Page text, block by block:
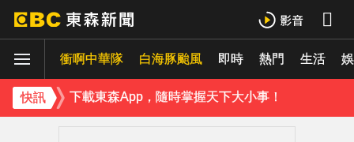
衝啊中華隊 白海豚颱風 即時 熱門 生活
快訊
ENHYPEN西村力站姐輕生亡！生前淚喊「本想再活久點」粉絲怒轟：別再差別對待
下載東森App，隨時掌握天下大小事！